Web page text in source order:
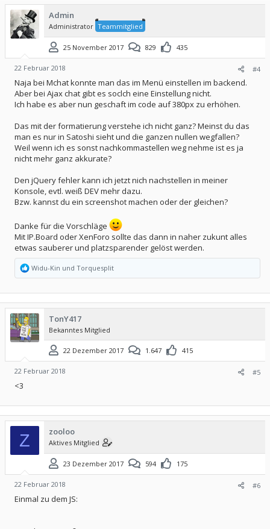
Admin
Administrator Teammitglied
25 November 2017 829 435
22 Februar 2018 #4
Naja bei Mchat konnte man das im Menü einstellen im backend.
Aber bei Ajax chat gibt es soclch eine Einstellung nicht.
Ich habe es aber nun geschaft im code auf 380px zu erhöhen.
Das mit der formatierung verstehe ich nicht ganz? Meinst du das
man es nur in Satoshi sieht und die ganzen nullen wegfallen?
Weil wenn ich es sonst nachkommastellen weg nehme ist es ja
nicht mehr ganz akkurate?
Den jQuery fehler kann ich jetzt nich nachstellen in meiner
Konsole, evtl. weiß DEV mehr dazu.
Bzw. kannst du ein screenshot machen oder der gleichen?
Danke für die Vorschläge
Mit IP.Board oder XenForo sollte das dann in naher zukunt alles
etwas sauberer und platzsparender gelöst werden.
R
e
k
t
i
o
n
e
Widu-Kin und Torquesplit
TonY417
Bekanntes Mitglied
22 Dezember 2017 1.647 415
22 Februar 2018 #5
<3
Z zooloo
Aktives Mitglied
23 Dezember 2017 594 175
22 Februar 2018 #6
Einmal zu dem JS: